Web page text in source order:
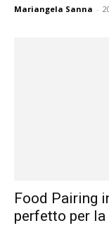
Mariangela Sanna -
Food Pairing
perfetto per la